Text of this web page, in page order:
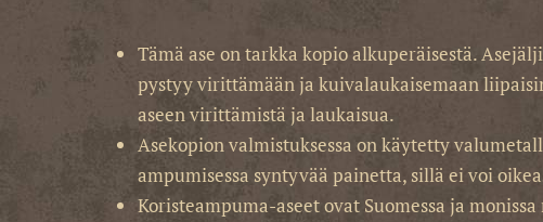
Tämä ase on tarkka kopio alkuperäisestä.
pystyy virittämään ja kuivalaukaisemaan
aseen virittämistä ja laukaisua.
Asekopion valmistuksessa on käytetty
ampumisessa syntyvää painetta, sillä ei voi
Koristeampuma-aseet ovat Suomessa ja